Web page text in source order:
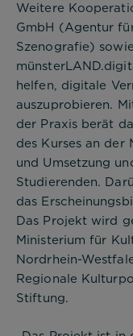
Weitere
GmbH (Agentur
Szenografie)
helfen, digitale
auszuprobieren.
der Praxis berät
des Kurses an der
und Umsetzung
Studierenden.
das
Das Projekt wird
Ministerium für
Nordrhein-
Regionale
Stiftung.